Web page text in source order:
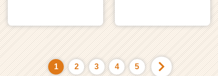
1 2 3 4 5